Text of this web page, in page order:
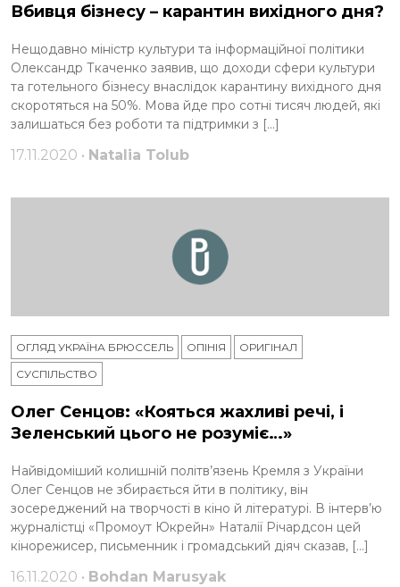
Вбивця бізнесу – карантин вихідного дня?
Нещодавно міністр культури та інформаційної політики
Олександр Ткаченко заявив, що доходи сфери культури
та готельного бізнесу внаслідок карантину вихідного дня
скоротяться на 50%. Мова йде про сотні тисяч людей, які
залишаться без роботи та підтримки з […]
17.11.2020 • Natalia Tolub
ОГЛЯД УКРАЇНА БРЮССЕЛЬ ОПІНІЯ
ОРИГІНАЛ
СУСПІЛЬСТВО
Олег Сенцов: «Кояться жахливі речі, і
Зеленський цього не розуміє…»
Найвідоміший колишній політв’язень Кремля з України
Олег Сенцов не збирається йти в політику, він
зосереджений на творчості в кіно й літературі. В інтерв’ю
журналістці «Промоут Юкрейн» Наталії Річардсон цей
кінорежисер, письменник і громадський діяч сказав, […]
16.11.2020 • Bohdan Marusyak